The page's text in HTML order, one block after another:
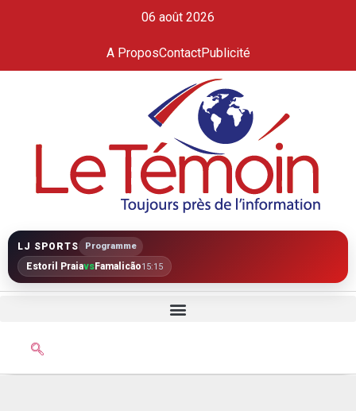
06 août 2026
A ProposContactPublicité
LJ SPORTS Programme
Estoril PraiavsFamalicão15:15